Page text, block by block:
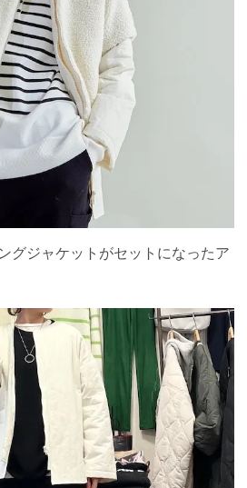
グジャケットがセットになったア